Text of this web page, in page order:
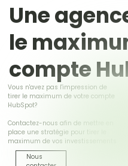
Une
le
compte
Vous n'avez pas l'impression de
tirer le maximum de votre compte
HubSpot?
Contactez-nous afin de mettre en
place une stratégie pour tirer le
maximum de vos investissements
Nous